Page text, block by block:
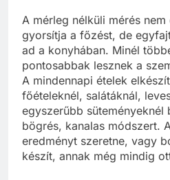
A mérleg nélküli mérés
gyorsítja a főzést, de
ad a konyhában. Minél
pontosabbak lesznek a
A mindennapi ételek
főételeknél, salátáknál,
egyszerűbb süteményeknél
bögrés, kanalas módszert.
eredményt szeretne, vagy
készít, annak még mindig